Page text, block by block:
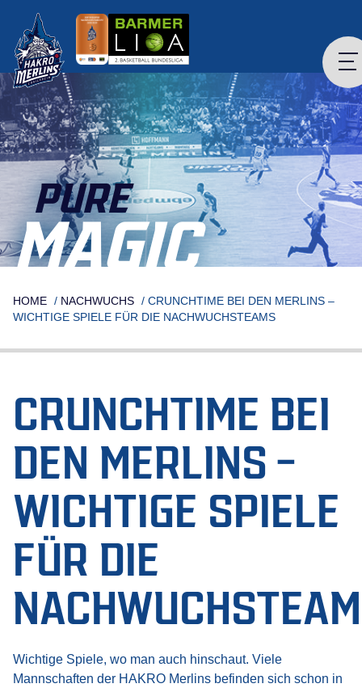
content
PURE
MAGIC
HOME / NACHWUCHS / CRUNCHTIME BEI DEN MERLINS –
WICHTIGE SPIELE FÜR DIE NACHWUCHSTEAMS
CRUNCHTIME BEI
DEN MERLINS –
WICHTIGE SPIELE
FÜR DIE
Wichtige Spiele, wo man auch hinschaut. Viele
Mannschaften der HAKRO Merlins befinden sich schon in